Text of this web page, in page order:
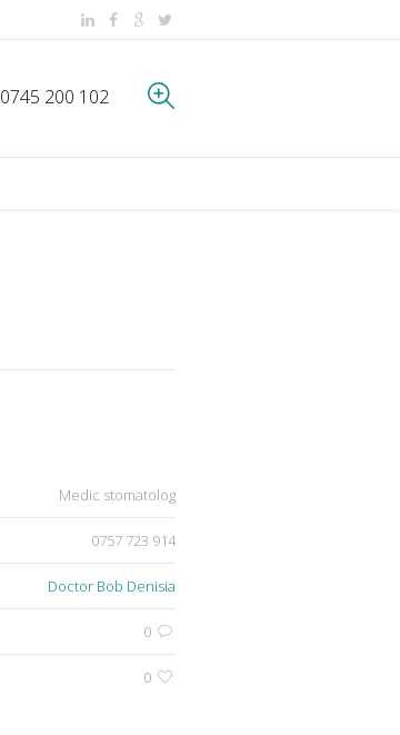
0745 200 102
Medic stomatolog
0757 723 914
Doctor Bob Denisia
0
0